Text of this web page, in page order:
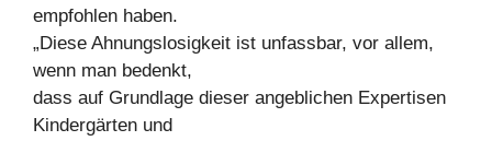
empfohlen haben.
„Diese Ahnungslosigkeit ist unfassbar, vor allem,
wenn man bedenkt,
dass auf Grundlage dieser angeblichen Expertisen
Kindergärten und